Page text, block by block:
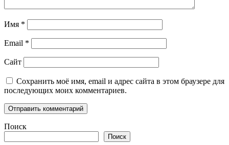
Имя *
Email *
Сайт
Сохранить моё имя, email и адрес сайта в этом браузере для
последующих моих комментариев.
Поиск
Поиск